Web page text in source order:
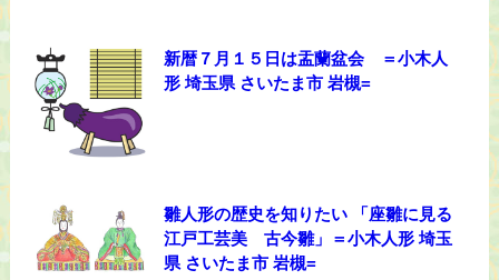
新暦７月１５日は盂蘭盆会 ＝小木人
形 埼玉県 さいたま市 岩槻=
雛人形の歴史を知りたい 「座雛に見る
江戸工芸美 古今雛」＝小木人形 埼玉
県 さいたま市 岩槻=